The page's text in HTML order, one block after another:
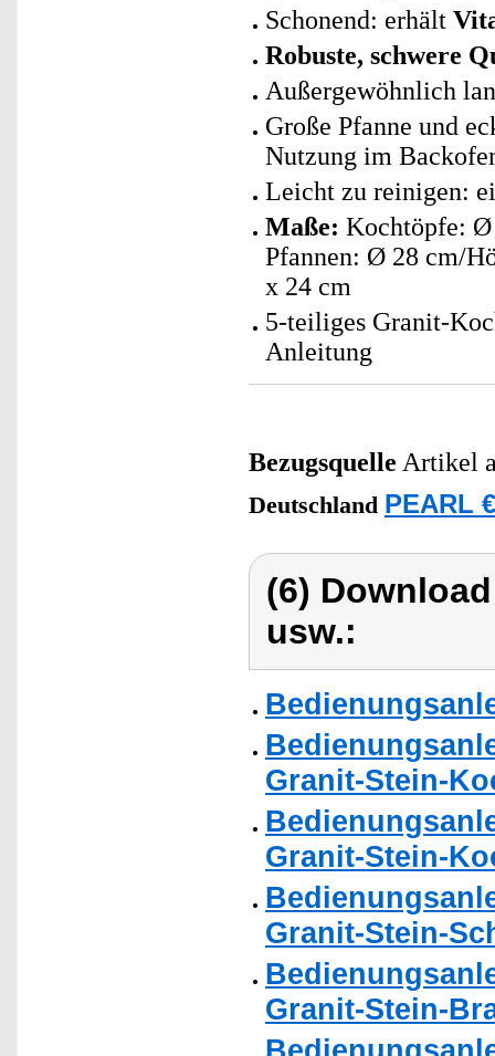
Schonend: erhält
Robuste, schwere
Außergewöhnlich
Große Pfanne und
Nutzung im
Leicht zu reinigen:
Maße: Kochtöpfe: Ø
Pfannen: Ø 28 cm/
x 24 cm
5-teiliges Granit-
Anleitung
Bezugsquelle Artikel
Deutschland PEARL
(6)
usw.:
Granit-Stein-
Granit-Stein-
Granit-Stein-
Granit-Stein-